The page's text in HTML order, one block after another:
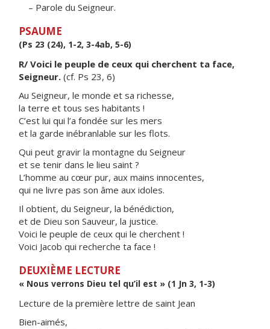
– Parole du Seigneur.
PSAUME
(Ps 23 (24), 1-2, 3-4ab, 5-6)
R/ Voici le peuple de ceux qui cherchent ta face,
Seigneur. (cf. Ps 23, 6)
Au Seigneur, le monde et sa richesse,
la terre et tous ses habitants !
C’est lui qui l’a fondée sur les mers
et la garde inébranlable sur les flots.
Qui peut gravir la montagne du Seigneur
et se tenir dans le lieu saint ?
L’homme au cœur pur, aux mains innocentes,
qui ne livre pas son âme aux idoles.
Il obtient, du Seigneur, la bénédiction,
et de Dieu son Sauveur, la justice.
Voici le peuple de ceux qui le cherchent !
Voici Jacob qui recherche ta face !
DEUXIÈME LECTURE
« Nous verrons Dieu tel qu’il est » (1 Jn 3, 1-3)
Lecture de la première lettre de saint Jean
Bien-aimés,